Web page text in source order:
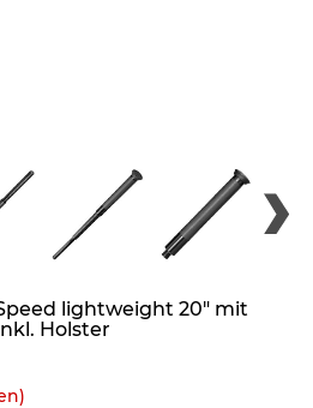
lightweight 20" mit
Holster